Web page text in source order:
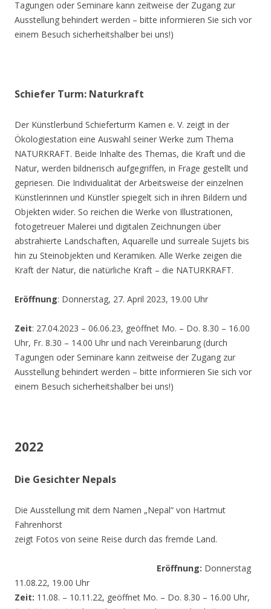
Tagungen oder Seminare kann zeitweise der Zugang zur
Ausstellung behindert werden – bitte informieren Sie sich vor
einem Besuch sicherheitshalber bei uns!)
Schiefer Turm: Naturkraft
Der Künstlerbund Schieferturm Kamen e. V. zeigt in der
Ökologiestation eine Auswahl seiner Werke zum Thema
NATURKRAFT. Beide Inhalte des Themas, die Kraft und die
Natur, werden bildnerisch aufgegriffen, in Frage gestellt und
gepriesen. Die Individualität der Arbeitsweise der einzelnen
Künstlerinnen und Künstler spiegelt sich in ihren Bildern und
Objekten wider. So reichen die Werke von Illustrationen,
fotogetreuer Malerei und digitalen Zeichnungen über
abstrahierte Landschaften, Aquarelle und surreale Sujets bis
hin zu Steinobjekten und Keramiken. Alle Werke zeigen die
Kraft der Natur, die natürliche Kraft – die NATURKRAFT.
Eröffnung: Donnerstag, 27. April 2023, 19.00 Uhr
Zeit: 27.04.2023 – 06.06.23, geöffnet Mo. – Do. 8.30 – 16.00
Uhr, Fr. 8.30 – 14.00 Uhr und nach Vereinbarung (durch
Tagungen oder Seminare kann zeitweise der Zugang zur
Ausstellung behindert werden – bitte informieren Sie sich vor
einem Besuch sicherheitshalber bei uns!)
2022
Die Gesichter Nepals
Die Ausstellung mit dem Namen „Nepal“ von Hartmut
Fahrenhorst
zeigt Fotos von seine Reise durch das fremde Land.
Eröffnung: Donnerstag
11.08.22, 19.00 Uhr
Zeit: 11.08. – 10.11.22, geöffnet Mo. – Do. 8.30 – 16.00 Uhr,